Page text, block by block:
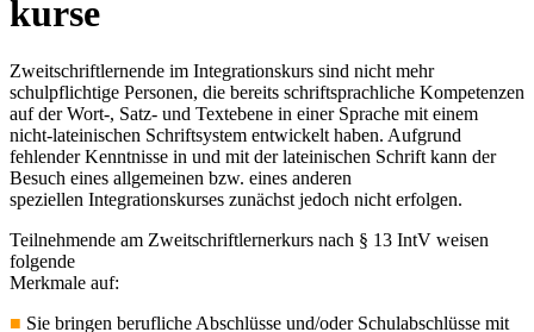
kurse
Zweitschriftlernende im Integrationskurs sind nicht mehr
schulpflichtige Personen, die bereits schriftsprachliche Kompetenzen
auf der Wort-, Satz- und Textebene in einer Sprache mit einem
nicht-lateinischen Schriftsystem entwickelt haben. Aufgrund
fehlender Kenntnisse in und mit der lateinischen Schrift kann der
Besuch eines allgemeinen bzw. eines anderen
speziellen Integrationskurses zunächst jedoch nicht erfolgen.
Teilnehmende am Zweitschriftlernerkurs nach § 13 IntV weisen
folgende
Merkmale auf:
■ Sie bringen berufliche Abschlüsse und/oder Schulabschlüsse mit